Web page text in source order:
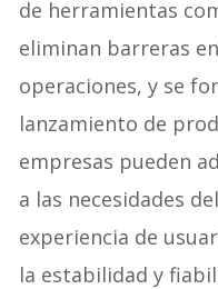
de herramientas
eliminan barreras
operaciones, y se
lanzamiento de
empresas pueden
a las necesidades
experiencia de
la estabilidad y